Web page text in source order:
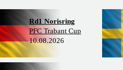
Rd1 Norisring
PFC Trabant Cup
10.08.2026